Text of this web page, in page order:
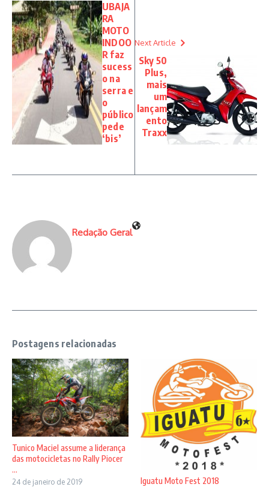
UBAJA
RA
MOTO
INDOO
R faz
sucess
o na
serra e
o
público
pede
‘bis’
Next Article
Sky 50
Plus,
mais
um
lançam
ento
Traxx
Redação Geral
Postagens relacionadas
Tunico Maciel assume a liderança
das motocicletas no Rally Piocer
...
24 de janeiro de 2019 Iguatu Moto Fest 2018